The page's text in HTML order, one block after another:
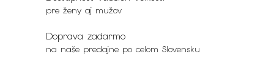
pre ženy aj mužov
Doprava zadarmo
na naše predajne po celom Slovensku